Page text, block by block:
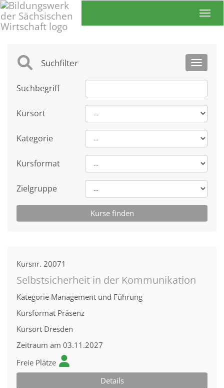
Toggle
Suchfilter
Suchbegriff
Kursort
Kategorie
Kursformat
Zielgruppe
Kursnr. 20071
Selbstsicherheit in der Kommunikation
Kategorie Management und Führung
Kursformat Präsenz
Kursort Dresden
Zeitraum am 03.11.2027
Freie Plätze
Details